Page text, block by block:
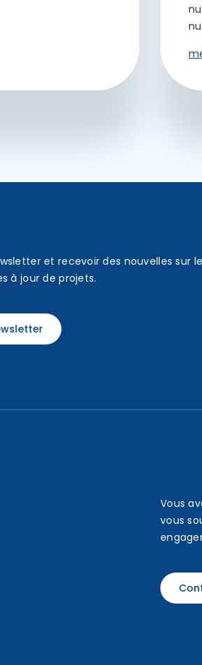
et recevoir des nouvelles sur
à jour de projets.
Vous
vous